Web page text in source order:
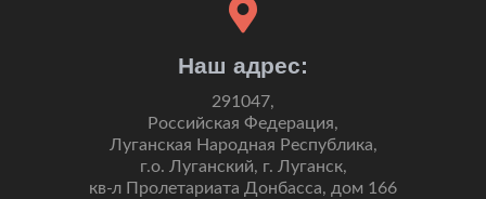
Наш адрес:
291047,
Российская Федерация,
Луганская Народная Республика,
г.о. Луганский, г. Луганск,
кв-л Пролетариата Донбасса, дом 166